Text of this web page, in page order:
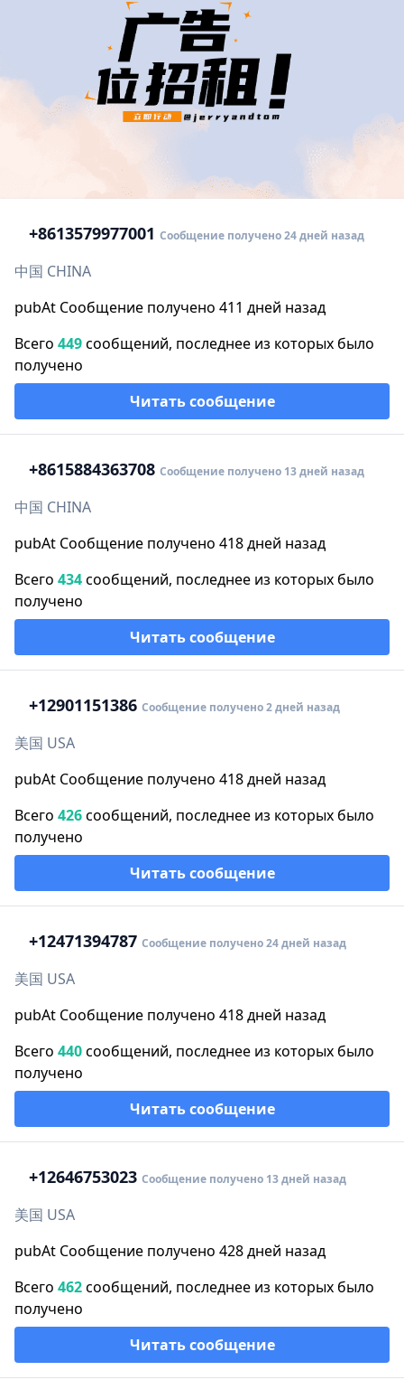
+8613579977001 Сообщение получено 24 дней назад
中国 CHINA
pubAt Сообщение получено 411 дней назад
Всего 449сообщений, последнее из которых было
получено
Читать сообщение
+8615884363708 Сообщение получено 13 дней назад
中国 CHINA
pubAt Сообщение получено 418 дней назад
Всего 434сообщений, последнее из которых было
получено
Читать сообщение
+12901151386 Сообщение получено 2 дней назад
美国 USA
pubAt Сообщение получено 418 дней назад
Всего 426сообщений, последнее из которых было
получено
Читать сообщение
+12471394787 Сообщение получено 24 дней назад
美国 USA
pubAt Сообщение получено 418 дней назад
Всего 440сообщений, последнее из которых было
получено
Читать сообщение
+12646753023 Сообщение получено 13 дней назад
美国 USA
pubAt Сообщение получено 428 дней назад
Всего 462сообщений, последнее из которых было
получено
Читать сообщение